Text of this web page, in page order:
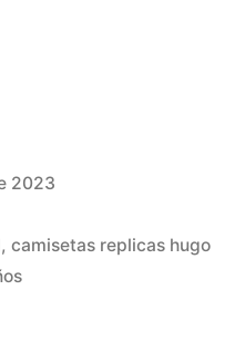
2023
, camisetas replicas hugo